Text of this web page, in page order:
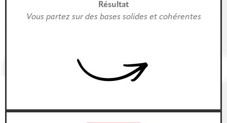
Résultat
Vous partez sur des bases solides et cohérentes